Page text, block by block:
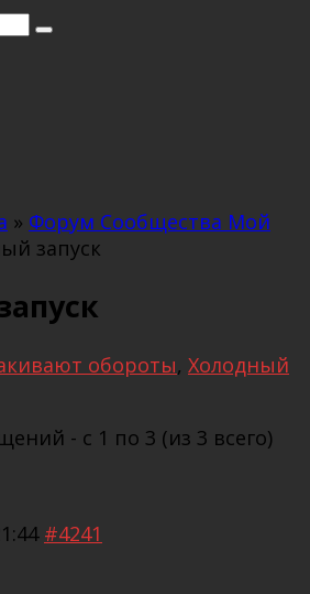
» Форум Сообщества Мой
запуск
обороты, Холодный
- с 1 по 3 (из 3 всего)
#4241